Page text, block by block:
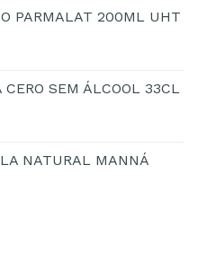
PARMALAT 200ML UHT
CERO SEM ÁLCOOL 33CL
NATURAL MANNÁ